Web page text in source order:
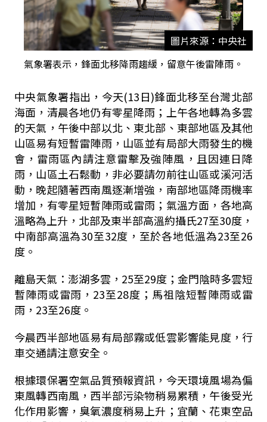
圖片來源：中央社
氣象署表示，鋒面北移降雨趨緩，留意午後雷陣雨。
中央氣象署指出，今天(13日)鋒面北移至台灣北部
海面，清晨各地仍有零星降雨；上午各地轉為多雲
的天氣，午後中部以北、東北部、東部地區及其他
山區易有短暫雷陣雨，山區並有局部大雨發生的機
會，雷雨區內請注意雷擊及強陣風，且因連日降
雨，山區土石鬆動，非必要請勿前往山區或溪河活
動，晚起隨著西南風逐漸增強，南部地區降雨機率
增加，有零星短暫陣雨或雷雨；氣溫方面，各地高
溫略為上升，北部及東半部高溫約攝氏27至30度，
中南部高溫為30至32度，至於各地低溫為23至26
度。
離島天氣：澎湖多雲，25至29度；金門陰時多雲短
暫陣雨或雷雨，23至28度；馬祖陰短暫陣雨或雷
雨，23至26度。
今晨西半部地區易有局部霧或低雲影響能見度，行
車交通請注意安全。
根據環保署空氣品質預報資訊，今天環境風場為偏
東風轉西南風，西半部污染物稍易累積，午後受光
化作用影響，臭氧濃度稍易上升；宜蘭、花東空品